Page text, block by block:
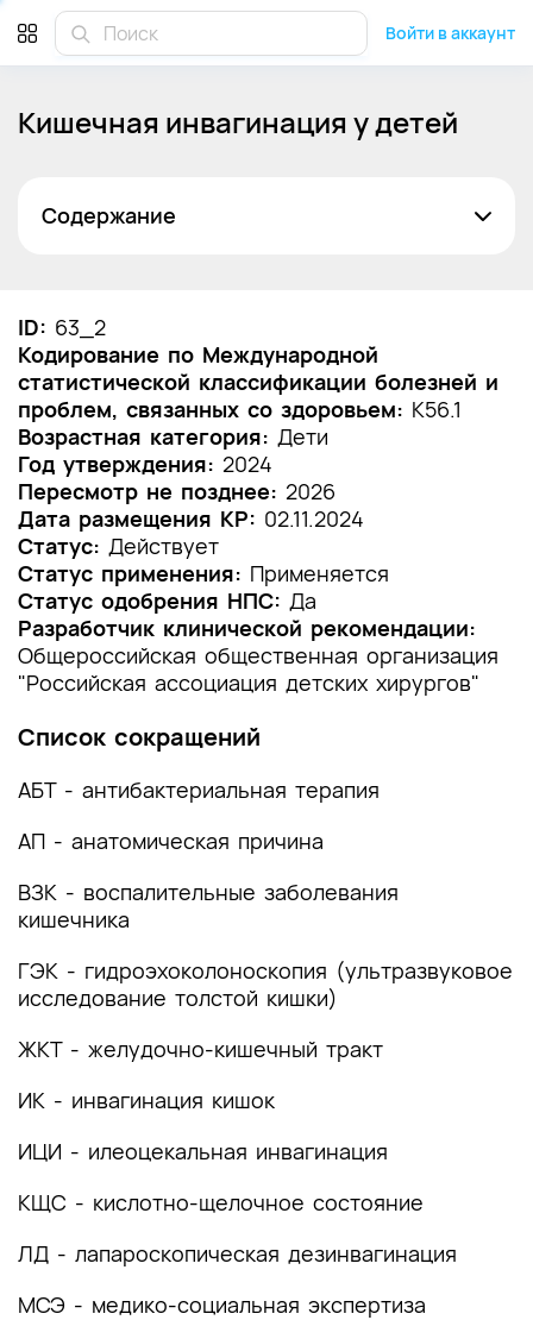
Войти в аккаунт
Кишечная инвагинация у детей
Содержание
1. Краткая информация по заболеванию или
состоянию (группы заболеваний или
состояний)
1.1 Определение заболевания или состояния
(группы заболеваний или состояний)
1.2 Этиология и патогенез заболевания или
состояния (группы заболеваний или
состояний)
1.3 Эпидемиология заболевания или состояния
(группы заболеваний или состояний)
состояния (группы заболеваний или
статистической классификации болезней и
(группы заболеваний или состояний)
состояния (группы заболеваний или
состояний)
2. Диагностика заболевания или состояния
медицинские показания и противопоказания к
2.3 Лабораторные диагностические
исследования
ID: 63_2
Кодирование по Международной
статистической классификации болезней и
проблем, связанных со здоровьем: K56.1
Возрастная категория: Дети
Год утверждения: 2024
Пересмотр не позднее: 2026
Дата размещения КР: 02.11.2024
Статус: Действует
Статус применения: Применяется
Статус одобрения НПС: Да
Разработчик клинической рекомендации:
Общероссийская общественная организация
"Российская ассоциация детских хирургов"
Список сокращений
АБТ - антибактериальная терапия
АП - анатомическая причина
ВЗК - воспалительные заболевания
кишечника
ГЭК - гидроэхоколоноскопия (ультразвуковое
исследование толстой кишки)
ЖКТ - желудочно-кишечный тракт
ИК - инвагинация кишок
ИЦИ - илеоцекальная инвагинация
КЩС - кислотно-щелочное состояние
ЛД - лапароскопическая дезинвагинация
МСЭ - медико-социальная экспертиза